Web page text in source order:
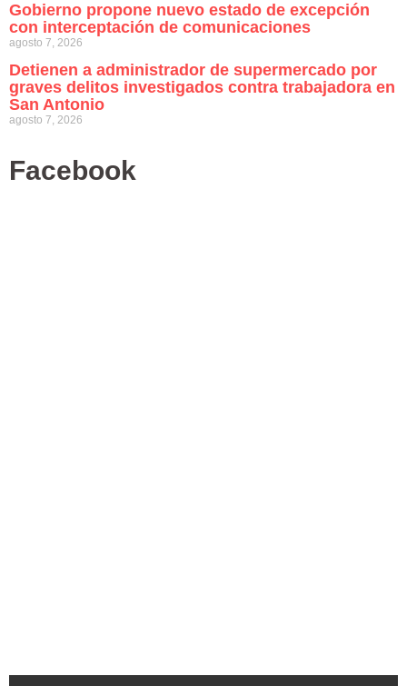
Gobierno propone nuevo estado de excepción
con interceptación de comunicaciones
agosto 7, 2026
Detienen a administrador de supermercado por
graves delitos investigados contra trabajadora en
San Antonio
agosto 7, 2026
Facebook